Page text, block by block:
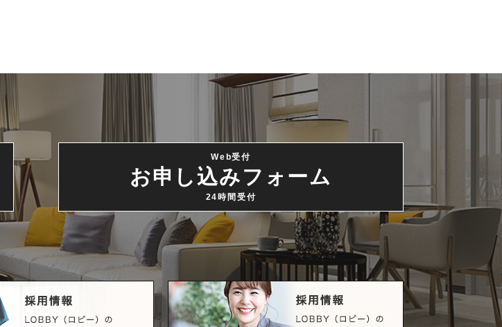
Web受付
お申し込みフォーム
24時間受付